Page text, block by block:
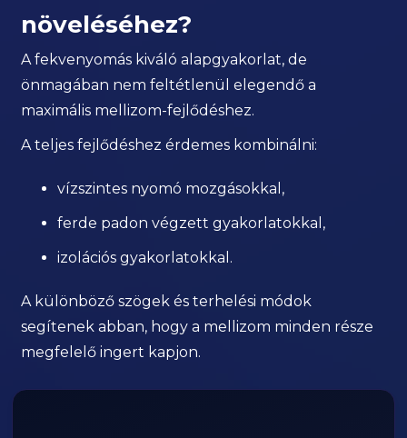
növeléséhez?
A fekvenyomás kiváló alapgyakorlat, de
önmagában nem feltétlenül elegendő a
maximális mellizom-fejlődéshez.
A teljes fejlődéshez érdemes kombinálni:
vízszintes nyomó mozgásokkal,
ferde padon végzett gyakorlatokkal,
izolációs gyakorlatokkal.
A különböző szögek és terhelési módok
segítenek abban, hogy a mellizom minden része
megfelelő ingert kapjon.